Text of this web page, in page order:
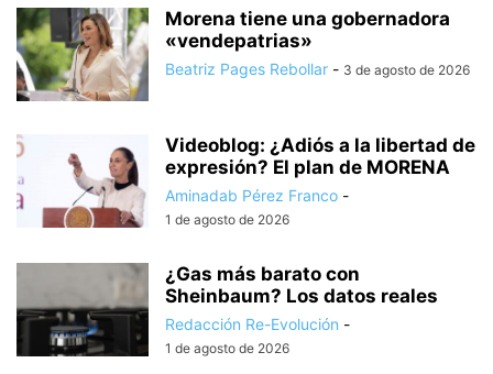
Morena tiene una gobernadora
«vendepatrias»
Beatriz Pages Rebollar - 3 de agosto de 2026
Videoblog: ¿Adiós a la libertad de
expresión? El plan de MORENA
Aminadab Pérez Franco -
1 de agosto de 2026
¿Gas más barato con
Sheinbaum? Los datos reales
Redacción Re-Evolución -
1 de agosto de 2026